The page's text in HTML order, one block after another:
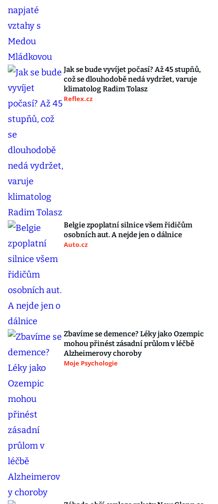
Jak se bude vyvíjet počasí? Až 45 stupňů,
což se dlouhodobě nedá vydržet, varuje
klimatolog Radim Tolasz
Reflex.cz
Belgie zpoplatní silnice všem řidičům
osobních aut. A nejde jen o dálnice
Auto.cz
Zbavíme se demence? Léky jako Ozempic
mohou přinést zásadní průlom v léčbě
Alzheimerovy choroby
Moje Psychologie